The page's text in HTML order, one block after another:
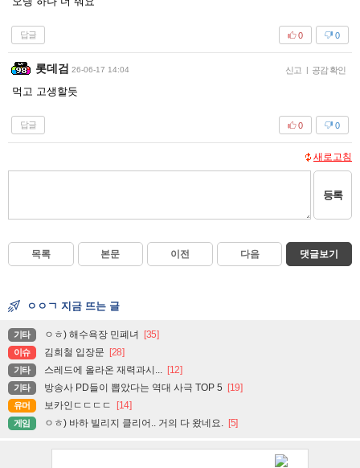
답글 0
0
롯데검 26-06-17 14:04 신고 | 공감 확인
먹고 고생할듯
답글 0
0
새로고침
등록
목록 본문 이전 다음 댓글보기
ㅇㅇㄱ 지금 뜨는 글
기타 ㅇㅎ) 해수욕장 민폐녀 [35]
이슈 김희철 입장문 [28]
기타 스레드에 올라온 재력과시... [12]
기타 방송사 PD들이 뽑았다는 역대 사극 TOP 5 [19]
유머 보카인ㄷㄷㄷㄷ [14]
게임 ㅇㅎ) 바하 빌리지 클리어.. 거의 다 왔네요. [5]